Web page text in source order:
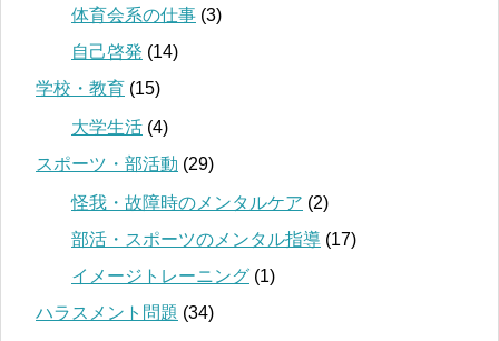
体育会系の仕事 (3)
自己啓発 (14)
学校・教育 (15)
大学生活 (4)
スポーツ・部活動 (29)
怪我・故障時のメンタルケア (2)
部活・スポーツのメンタル指導 (17)
イメージトレーニング (1)
ハラスメント問題 (34)